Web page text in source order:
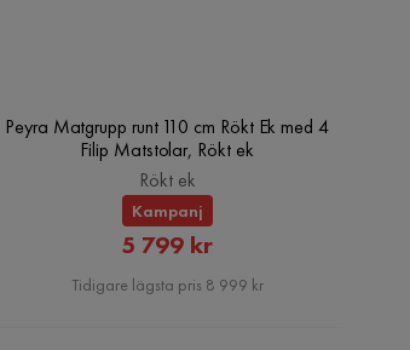
Peyra Matgrupp runt 110 cm Rökt Ek med 4
Filip Matstolar, Rökt ek
Rökt ek
Kampanj
Rabatterat
Pris
5 799 kr
Tidigare lägsta pris 8 999 kr